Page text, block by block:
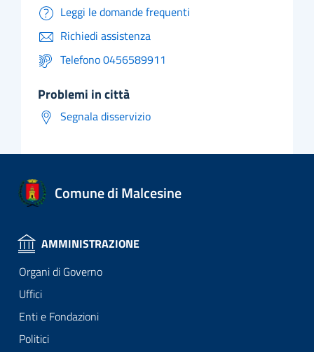
Leggi le domande frequenti
Richiedi assistenza
Telefono 0456589911
problemi in città
Segnala disservizio
Comune di Malcesine
AMMINISTRAZIONE
Organi di Governo
Uffici
Enti e Fondazioni
Politici